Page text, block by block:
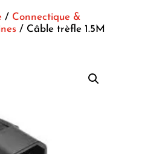
/ Connectique &
/ Câble trèfle 1.5M